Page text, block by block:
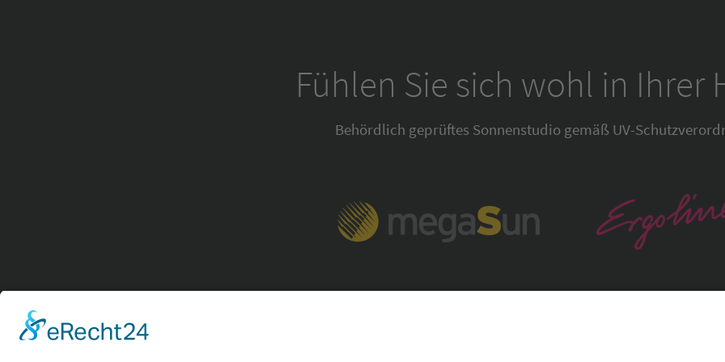
Fühlen Sie sich wohl in Ihrer
Behördlich geprüftes Sonnenstudio gemäß UV-